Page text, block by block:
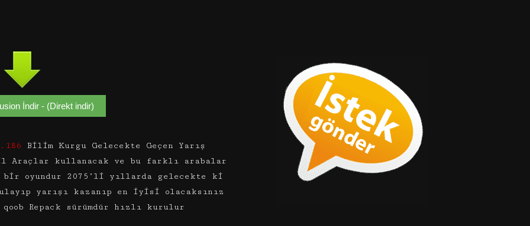
İndir - (Direkt indir)
Bilim Kurgu Gelecekte Geçen Yarış
Araçlar kullanacak ve bu farklı arabalar
oyundur 2075’li yıllarda gelecekte ki
yarışı kazanıp en iyisi olacaksınız
Repack sürümdür hızlı kurulur